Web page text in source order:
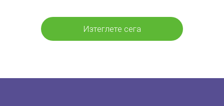
Изтеглете сега